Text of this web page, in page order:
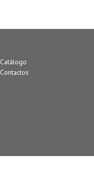
Catálogo
Contactos